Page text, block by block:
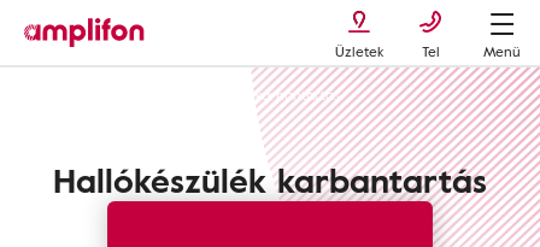
Üzletek Tel
Menü
Hallókészülék karbantartás
Hallókészülék karbantartás